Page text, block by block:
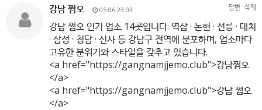
강남 쩜오
05.06 23:03 답변 삭제
강남 쩜오 인기 업소 14곳입니다. 역삼 · 논현 · 선릉 · 대치
· 삼성 · 청담 · 신사 등 강남구 전역에 분포하며, 업소마다
고유한 분위기와 스타일을 갖추고 있습니다.
<a href="https://gangnamjjemo.club">강남쩜오
</a>
<a href="https://gangnamjjemo.club">강남 쩜오
</a>